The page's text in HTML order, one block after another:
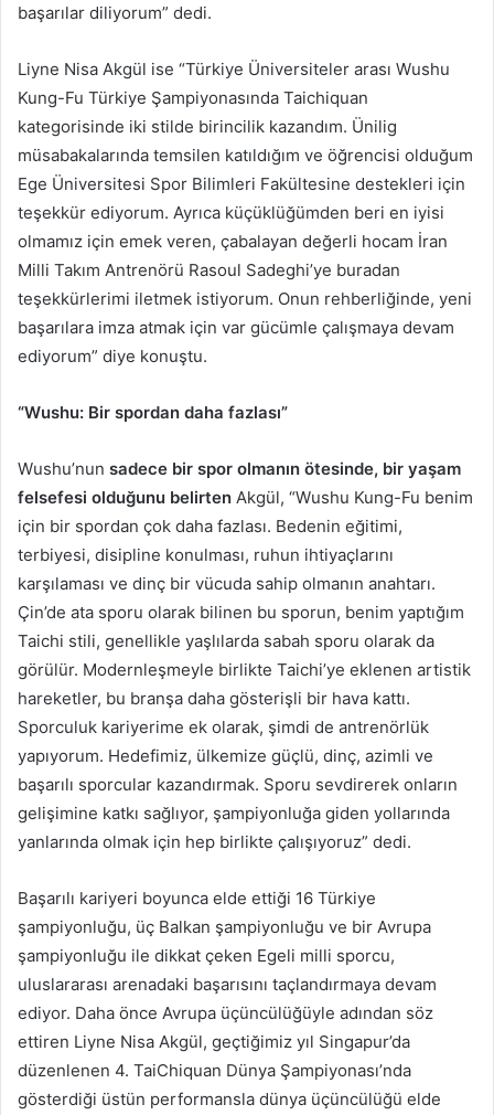
başarılar diliyorum” dedi.
Liyne Nisa Akgül ise “Türkiye Üniversiteler arası Wushu
Kung-Fu Türkiye Şampiyonasında Taichiquan
kategorisinde iki stilde birincilik kazandım. Ünilig
müsabakalarında temsilen katıldığım ve öğrencisi olduğum
Ege Üniversitesi Spor Bilimleri Fakültesine destekleri için
teşekkür ediyorum. Ayrıca küçüklüğümden beri en iyisi
olmamız için emek veren, çabalayan değerli hocam İran
Milli Takım Antrenörü Rasoul Sadeghi’ye buradan
teşekkürlerimi iletmek istiyorum. Onun rehberliğinde, yeni
başarılara imza atmak için var gücümle çalışmaya devam
ediyorum” diye konuştu.
“Wushu: Bir spordan daha fazlası”
Wushu’nun sadece bir spor olmanın ötesinde, bir yaşam
felsefesi olduğunu belirten Akgül, “Wushu Kung-Fu benim
için bir spordan çok daha fazlası. Bedenin eğitimi,
terbiyesi, disipline konulması, ruhun ihtiyaçlarını
karşılaması ve dinç bir vücuda sahip olmanın anahtarı.
Çin’de ata sporu olarak bilinen bu sporun, benim yaptığım
Taichi stili, genellikle yaşlılarda sabah sporu olarak da
görülür. Modernleşmeyle birlikte Taichi’ye eklenen artistik
hareketler, bu branşa daha gösterişli bir hava kattı.
Sporculuk kariyerime ek olarak, şimdi de antrenörlük
yapıyorum. Hedefimiz, ülkemize güçlü, dinç, azimli ve
başarılı sporcular kazandırmak. Sporu sevdirerek onların
gelişimine katkı sağlıyor, şampiyonluğa giden yollarında
yanlarında olmak için hep birlikte çalışıyoruz” dedi.
Başarılı kariyeri boyunca elde ettiği 16 Türkiye
şampiyonluğu, üç Balkan şampiyonluğu ve bir Avrupa
şampiyonluğu ile dikkat çeken Egeli milli sporcu,
uluslararası arenadaki başarısını taçlandırmaya devam
ediyor. Daha önce Avrupa üçüncülüğüyle adından söz
ettiren Liyne Nisa Akgül, geçtiğimiz yıl Singapur’da
düzenlenen 4. TaiChiquan Dünya Şampiyonası’nda
gösterdiği üstün performansla dünya üçüncülüğü elde